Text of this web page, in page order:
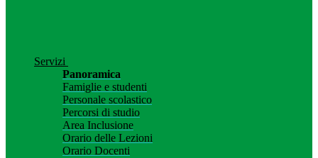
Servizi
Panoramica
Famiglie e studenti
Personale scolastico
Percorsi di studio
Area Inclusione
Orario delle Lezioni
Orario Docenti